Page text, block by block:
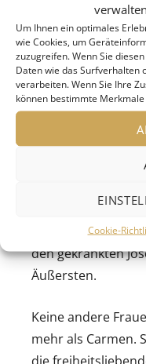
verwalten
Um Ihnen ein optimales
wie Cookies, um
zuzugreifen. Wenn Sie
Daten wie das Surfverhalten
verarbeiten. Wenn Sie Ihre
können bestimmte
Cookie-
nach der Novelle
französischer
Carmens Drang
José. Für diese
Micaëla. Er gibt
schließlich selbst
mit Carmen in die
Besitzansprüche
Carmen zu
den gekränkten
Äußersten.
Keine andere
mehr als Carmen.